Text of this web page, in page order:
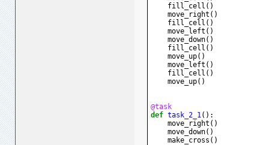
fill_cell ()
move_right ()
fill_cell ()
move_left ()
move_down()
fill_cell ()
move_up()
move_left ()
fill_cell ()
move_up()
@task
def task_2_1():
move_right ()
move_down()
make_cross ()